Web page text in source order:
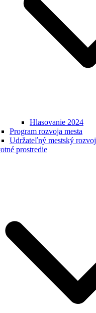
Hlasovanie 2024
Program rozvoja mesta
Udržateľný mestský rozvoj
prostredie